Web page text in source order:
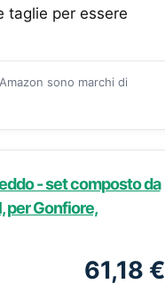
taglie per essere
sono marchi di
- set composto da
per Gonfiore,
61,18 €